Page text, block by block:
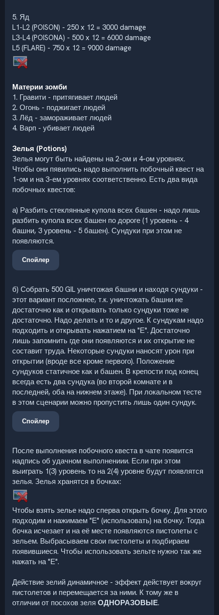
5. Яд
L1-L2 (POISON) - 250 x 12 = 3000 damage
L3-L4 (POISONA) - 500 x 12 = 6000 damage
L5 (FLARE) - 750 x 12 = 9000 damage
Материи зомби
1. Гравити - притягивает людей
2. Огонь - поджигает людей
3. Лёд - замораживает людей
4. Варп - убивает людей
Зелья (Potions)
Зелья могут быть найдены на 2-ом и 4-ом уровнях.
Чтобы они пявились надо выполнить побочный квест на
1-ом и на 3-ем уровнях соответственно. Есть два вида
побочных квестов:
а) Разбить стеклянные купола всех башен - надо лишь
разбить купола всех башен по дороге (1 уровень - 4
башни, 3 уровень - 5 башен). Сундуки при этом не
появляются.
Спойлер
б) Собрать 500 GIL уничтожая башни и находя сундуки -
этот вариант посложнее, т.к. уничтожать башни не
достаточно как и открывать только сундуки тоже не
достаточно. Надо делать и то и другое. К сундукам надо
подходить и открывать нажатием на "Е". Достаточно
лишь запомнить где они появляются и их открытие не
составит труда. Некоторые сундуки наносят урон при
открытии (вроде все кроме первого). Положение
сундуков статичное как и башен. В крепости под конец
всегда есть два сундука (во второй комнате и в
последней, оба на нижнем этаже). При локальном тесте
в этом сценарии можно пропустить лишь один сундук.
Спойлер
После выполнения побочного квеста в чате появится
надпись об удачном выполнениии. Если при этом
выиграть 1(3) уровень то на 2(4) уровне будут появлятся
зелья. Зелья хранятся в бочках:
Чтобы взять зелье надо сперва открыть бочку. Для этого
подходим и нажимаем "Е" (использовать) на бочку. Тогда
бочка исчезает и на её месте появляются пистолеты с
зельем. Выбрасываем свои пистолеты и подбираем
появившиеся. Чтобы использовать зельте нужно так же
нажать на "Е".
Действие зелий динамичное - эффект действует вокруг
пистолетов и перемещается за ними. К тому же в
отличии от посохов зеля ОДНОРАЗОВЫЕ.